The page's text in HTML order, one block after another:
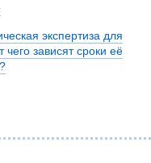
экспертиза для
зависят сроки её